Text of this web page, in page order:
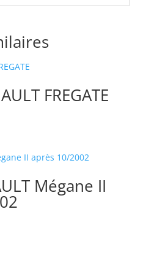
FREGATE
Mégane II